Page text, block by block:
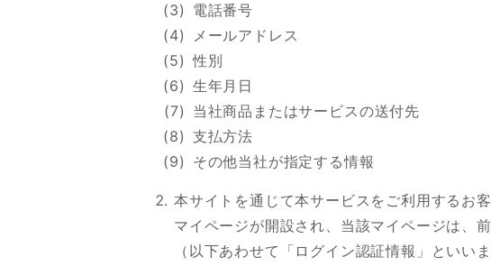
電話番号
メールアドレス
性別
生年月日
当社商品またはサービスの送付先
支払方法
その他当社が指定する情報
本サイトを通じて本サービスをご利用するお
マイページが開設され、当該マイページは、
（以下あわせて「ログイン認証情報」とい